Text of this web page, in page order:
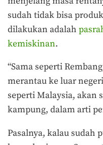
sudah tidak bisa
dilakukan adalah
kemiskinan.
“Sama seperti
merantau ke luar
seperti Malaysia, akan
kampung, dalam arti
Pasalnya, kalau sudah